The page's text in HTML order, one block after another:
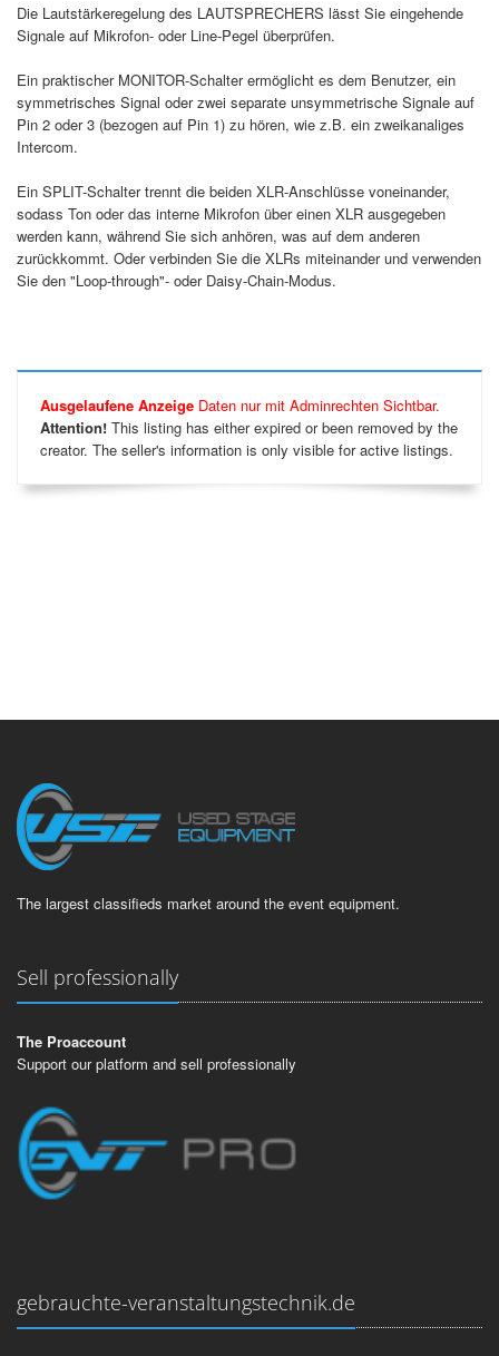
Die Lautstärkeregelung des LAUTSPRECHERS lässt Sie eingehende
Signale auf Mikrofon- oder Line-Pegel überprüfen.
Ein praktischer MONITOR-Schalter ermöglicht es dem Benutzer, ein
symmetrisches Signal oder zwei separate unsymmetrische Signale auf
Pin 2 oder 3 (bezogen auf Pin 1) zu hören, wie z.B. ein zweikanaliges
Intercom.
Ein SPLIT-Schalter trennt die beiden XLR-Anschlüsse voneinander,
sodass Ton oder das interne Mikrofon über einen XLR ausgegeben
werden kann, während Sie sich anhören, was auf dem anderen
zurückkommt. Oder verbinden Sie die XLRs miteinander und verwenden
Sie den "Loop-through"- oder Daisy-Chain-Modus.
Ausgelaufene Anzeige Daten nur mit Adminrechten Sichtbar.
Attention! This listing has either expired or been removed by the
creator. The seller's information is only visible for active listings.
The largest classifieds market around the event equipment.
Sell professionally
The Proaccount
Support our platform and sell professionally
gebrauchte-veranstaltungstechnik.de